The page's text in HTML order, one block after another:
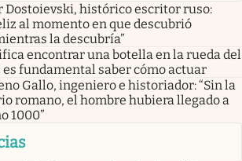
Dostoievski, histórico escritor ruso:
al momento en que descubrió
la descubría”
encontrar una botella en la rueda del
es fundamental saber cómo actuar
Gallo, ingeniero e historiador: “Sin la
romano, el hombre hubiera llegado a
1000”